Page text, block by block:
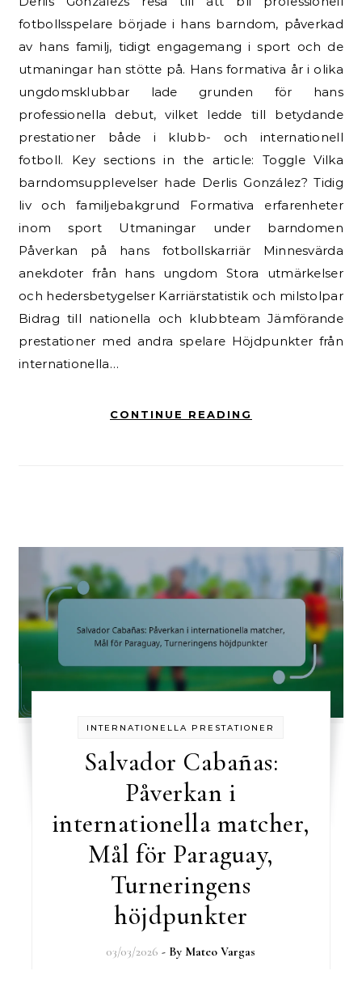
fotbollsspelare började i hans barndom, påverkad
av hans familj, tidigt engagemang i sport och de
utmaningar han stötte på. Hans formativa år i olika
ungdomsklubbar lade grunden för hans
professionella debut, vilket ledde till betydande
prestationer både i klubb- och internationell
fotboll. Key sections in the article: Toggle Vilka
barndomsupplevelser hade Derlis González? Tidig
liv och familjebakgrund Formativa erfarenheter
inom sport Utmaningar under barndomen
Påverkan på hans fotbollskarriär Minnesvärda
anekdoter från hans ungdom Stora utmärkelser
och hedersbetygelser Karriärstatistik och milstolpar
Bidrag till nationella och klubbteam Jämförande
prestationer med andra spelare Höjdpunkter från
internationella…
CONTINUE READING
INTERNATIONELLA PRESTATIONER
Salvador Cabañas:
Påverkan i
internationella matcher,
Mål för Paraguay,
Turneringens
höjdpunkter
03/03/2026 - By Mateo Vargas